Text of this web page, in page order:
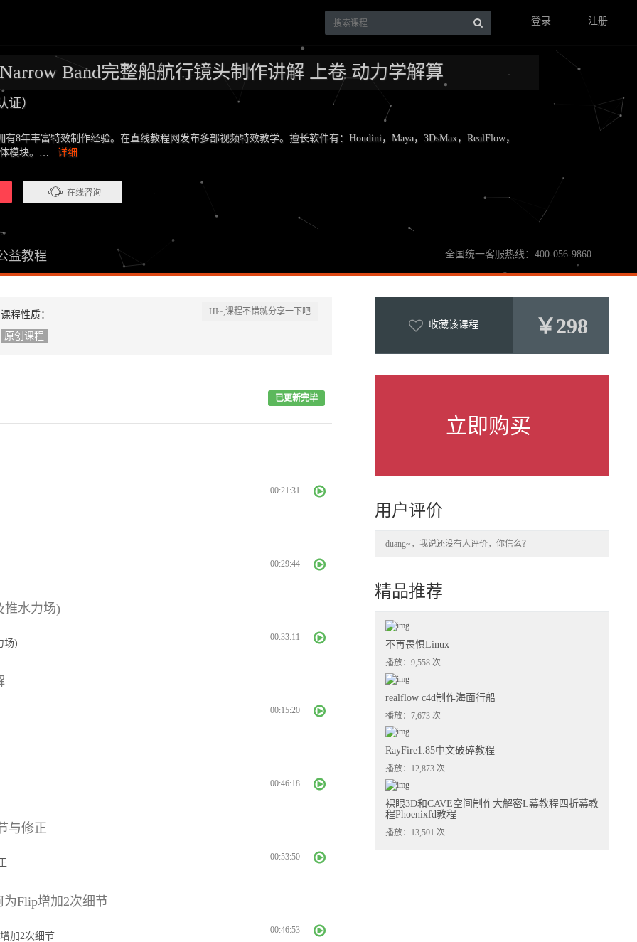
登录 注册
Band完整船航行镜头制作讲解 上卷 动力学解算
）
8年丰富特效制作经验。在直线教程网发布多部视频特效教学。擅长软件有：Houdini，Maya，3DsMax，RealFlow，
体模块。… 详细
在线咨询
益教程 全国统一客服热线：400-056-9860
HI~,课程不错就分享一下吧
课程性质：
原创课程
已更新完毕
00:21:31
00:29:44
推水力场)
场)
00:33:11
00:15:20
00:46:18
与修正
00:53:50
Flip增加2次细节
加2次细节
00:46:53
收藏该课程 ￥298
立即购买
用户评价
duang~，我说还没有人评价，你信么？
精品推荐
不再畏惧Linux
播放：9,558 次
realflow c4d制作海面行船
播放：7,673 次
RayFire1.85中文破碎教程
播放：12,873 次
裸眼3D和CAVE空间制作大解密L幕教程四折幕教
程Phoenixfd教程
播放：13,501 次